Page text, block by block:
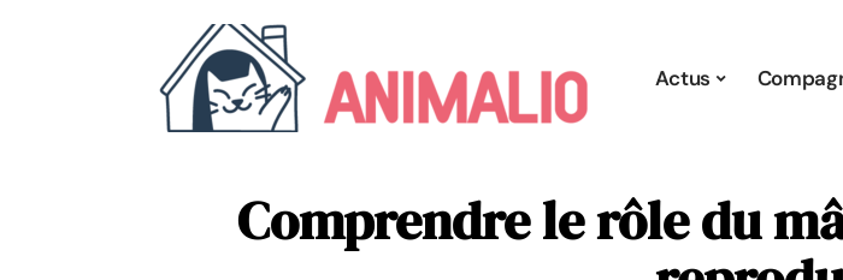
Actus
Comprendre le rôle du